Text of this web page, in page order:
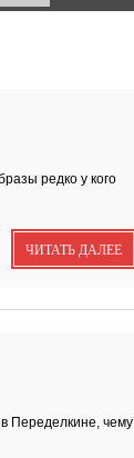
и
редко у кого
ЧИТАТЬ ДАЛЕЕ
Переделкине, чему